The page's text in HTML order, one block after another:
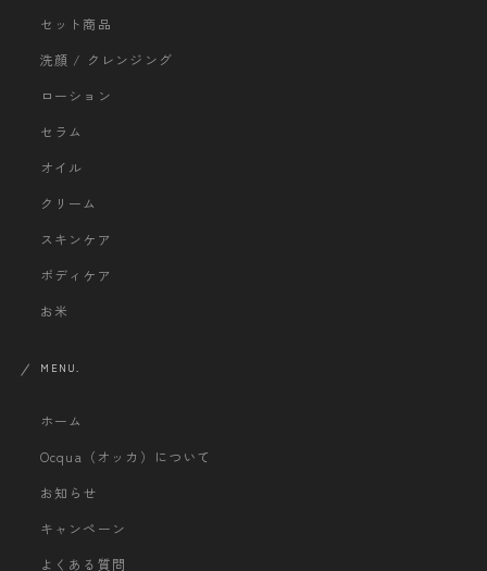
セット商品
洗顔 / クレンジング
ローション
セラム
オイル
クリーム
スキンケア
ボディケア
お米
MENU.
ホーム
Ocqua（オッカ）について
お知らせ
キャンペーン
よくある質問